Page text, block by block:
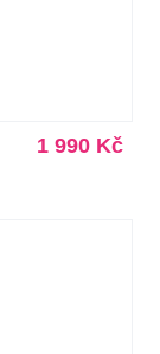
1 990 Kč